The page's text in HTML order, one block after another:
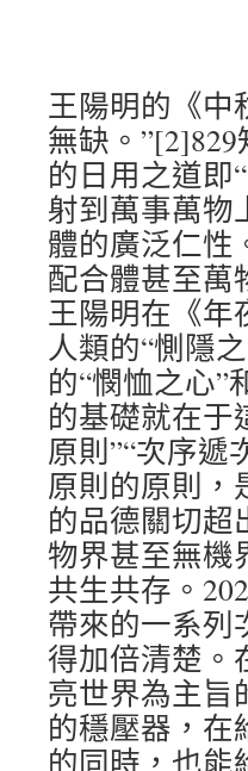
王陽明的《中
無缺。
的日用之道即
射到萬事萬物
體的廣泛仁性
配合體甚至萬
王陽明在《年
人類的“惻隱
的“憫恤之心”
的基礎就在于
原則”“次序遞
原則的原則，
的品德關切超
物界甚至無機
共生共存。
帶來的一系列
得加倍清楚。
亮世界為主旨
的穩壓器，在
的同時，也能